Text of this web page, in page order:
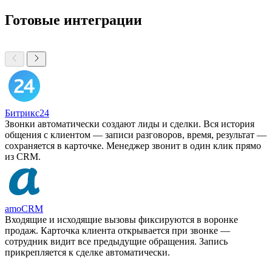
Готовые интеграции
Битрикс24
Звонки автоматически создают лиды и сделки. Вся история
общения с клиентом — записи разговоров, время, результат —
сохраняется в карточке. Менеджер звонит в один клик прямо
из CRM.
amoCRM
Входящие и исходящие вызовы фиксируются в воронке
продаж. Карточка клиента открывается при звонке —
сотрудник видит все предыдущие обращения. Запись
прикрепляется к сделке автоматически.